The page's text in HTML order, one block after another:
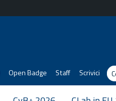
Open Badge Staff Scrivici
Cerca